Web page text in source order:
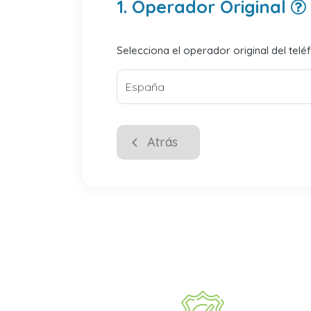
1. Operador Original
Selecciona el operador original del
Atrás